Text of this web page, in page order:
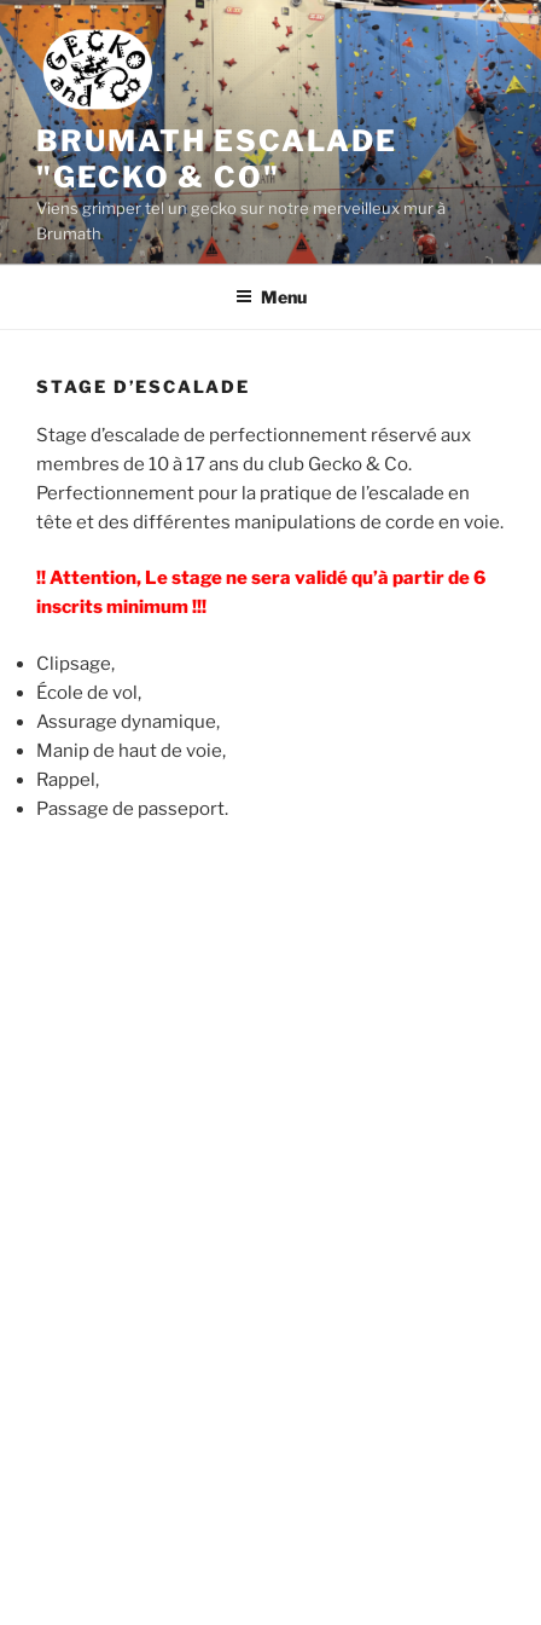
Aller
au
contenu
principal
BRUMATH ESCALADE
"GECKO & CO"
Viens grimper tel un gecko sur notre merveilleux mur à
Brumath
Menu
STAGE D’ESCALADE
Stage d’escalade de perfectionnement réservé aux
membres de 10 à 17 ans du club Gecko & Co.
Perfectionnement pour la pratique de l’escalade en
tête et des différentes manipulations de corde en voie.
!! Attention, Le stage ne sera validé qu’à partir de 6
inscrits minimum !!!
Clipsage,
École de vol,
Assurage dynamique,
Manip de haut de voie,
Rappel,
Passage de passeport.